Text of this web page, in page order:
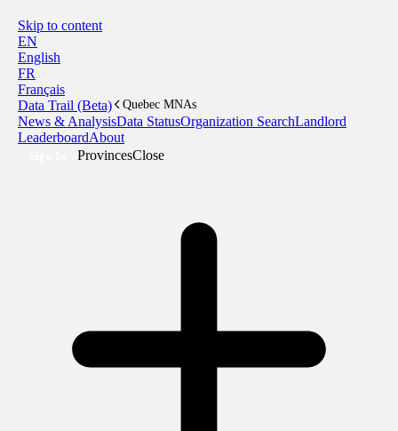
Skip to content
EN
English
FR
Français
Data Trail (Beta)
Quebec MNAs
News & AnalysisData StatusOrganization SearchLandlord
LeaderboardAbout
ProvincesClose